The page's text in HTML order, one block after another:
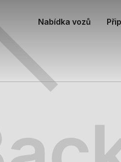
Nabídka vozů